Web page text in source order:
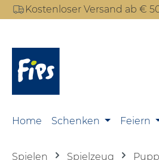
Hauptinhalt springen
Zur Suche springen
Zur Hauptnavigation springen
Kostenloser Versand ab €
Home Schenken Feiern
Spielen Spielzeug